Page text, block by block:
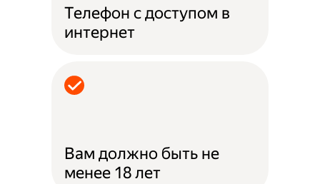
Телефон с доступом в
интернет
Вам должно быть не
менее 18 лет